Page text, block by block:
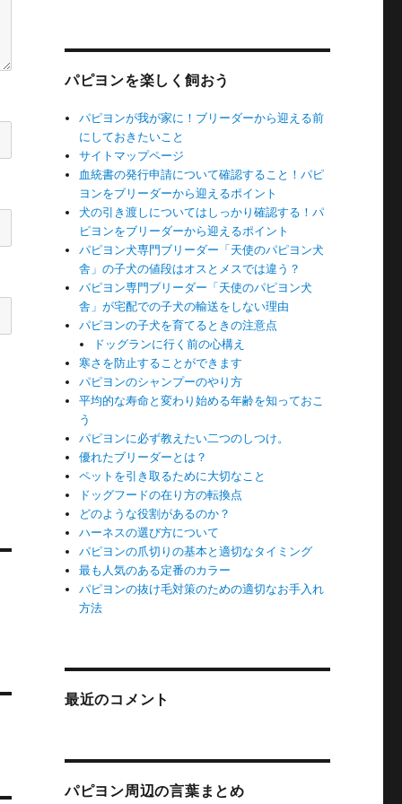
パピヨンを楽しく飼おう
パピヨンが我が家に！ブリーダーから迎える前
にしておきたいこと
サイトマップページ
血統書の発行申請について確認すること！パピ
ヨンをブリーダーから迎えるポイント
犬の引き渡しについてはしっかり確認する！パ
ピヨンをブリーダーから迎えるポイント
パピヨン犬専門ブリーダー「天使のパピヨン犬
舎」の子犬の値段はオスとメスでは違う？
パピヨン専門ブリーダー「天使のパピヨン犬
舎」が宅配での子犬の輸送をしない理由
パピヨンの子犬を育てるときの注意点
ドッグランに行く前の心構え
寒さを防止することができます
パピヨンのシャンプーのやり方
平均的な寿命と変わり始める年齢を知っておこ
う
パピヨンに必ず教えたい二つのしつけ。
優れたブリーダーとは？
ペットを引き取るために大切なこと
ドッグフードの在り方の転換点
どのような役割があるのか？
ハーネスの選び方について
パピヨンの爪切りの基本と適切なタイミング
最も人気のある定番のカラー
パピヨンの抜け毛対策のための適切なお手入れ
方法
最近のコメント
パピヨン周辺の言葉まとめ